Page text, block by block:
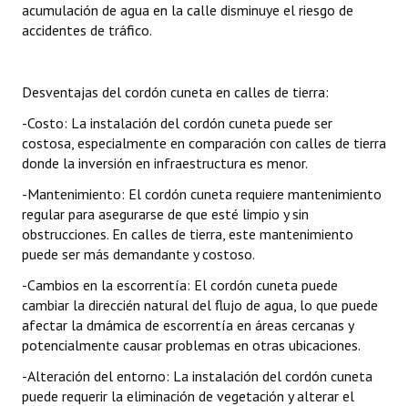
acumulación de agua en la calle disminuye el riesgo de
accidentes de tráfico.
Desventajas del cordón cuneta en calles de tierra:
-Costo: La instalación del cordón cuneta puede ser
costosa, especialmente en comparación con calles de tierra
donde la inversión en infraestructura es menor.
-Mantenimiento: El cordón cuneta requiere mantenimiento
regular para asegurarse de que esté limpio y sin
obstrucciones. En calles de tierra, este mantenimiento
puede ser más demandante y costoso.
-Cambios en la escorrentía: El cordón cuneta puede
cambiar la direccién natural del flujo de agua, lo que puede
afectar la dmámica de escorrentía en áreas cercanas y
potencialmente causar problemas en otras ubicaciones.
-Alteración del entorno: La instalación del cordón cuneta
puede requerir la eliminación de vegetación y alterar el